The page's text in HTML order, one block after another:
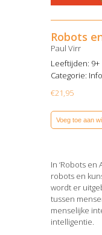
Robots
Paul Virr
Leeftijden: 9+
Categorie:
€21,95
Voeg toe aan
In ‘Robots en
robots en
wordt er
tussen
menselijke
intelligentie.